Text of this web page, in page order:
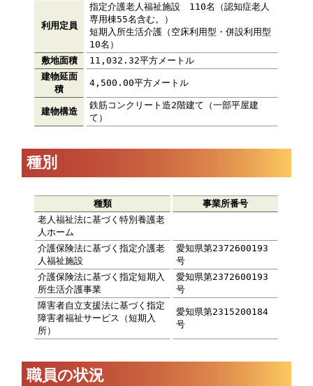
利用定員
指定介護老人福祉施設 110名（認知症老人
専用棟55名含む。）
短期入所生活介護（空床利用型・併設利用型
10名）
敷地面積
11,032.32平方メートル
建物延面
積
4,500.00平方メートル
建物構造
鉄筋コンクリート造2階建て（一部平屋建
て）
種別
種類
事業所番号
老人福祉法に基づく特別養護老
人ホーム
介護保険法に基づく指定介護老
人福祉施設
愛知県第2372600193
号
介護保険法に基づく指定短期入
所生活介護事業
愛知県第2372600193
号
障害者自立支援法に基づく指定
障害者福祉サービス（短期入
所）
愛知県第2315200184
号
職員の状況